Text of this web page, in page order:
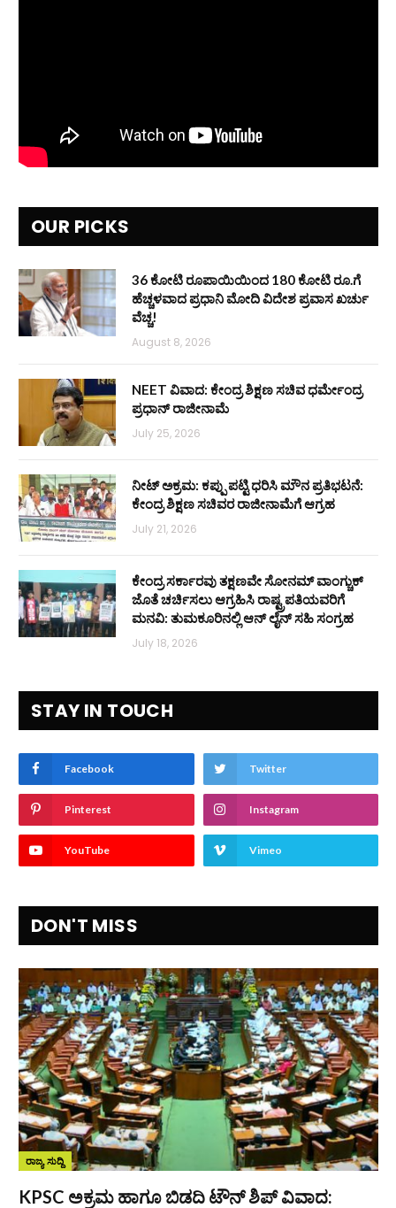
OUR PICKS
36 ಕೋಟಿ ರೂಪಾಯಿಯಿಂದ 180 ಕೋಟಿ ರೂ.ಗೆ
ಹೆಚ್ಚಳವಾದ ಪ್ರಧಾನಿ ಮೋದಿ ವಿದೇಶ ಪ್ರವಾಸ ಖರ್ಚು
ವೆಚ್ಚ!
August 8, 2026
NEET ವಿವಾದ: ಕೇಂದ್ರ ಶಿಕ್ಷಣ ಸಚಿವ ಧರ್ಮೇಂದ್ರ
ಪ್ರಧಾನ್ ರಾಜೀನಾಮೆ
July 25, 2026
ನೀಟ್ ಅಕ್ರಮ: ಕಪ್ಪು ಪಟ್ಟಿ ಧರಿಸಿ ಮೌನ ಪ್ರತಿಭಟನೆ:
ಕೇಂದ್ರ ಶಿಕ್ಷಣ ಸಚಿವರ ರಾಜೀನಾಮೆಗೆ ಆಗ್ರಹ
July 21, 2026
ಕೇಂದ್ರ ಸರ್ಕಾರವು ತಕ್ಷಣವೇ ಸೋನಮ್ ವಾಂಗ್ಚುಕ್
ಜೊತೆ ಚರ್ಚಿಸಲು ಆಗ್ರಹಿಸಿ ರಾಷ್ಟ್ರಪತಿಯವರಿಗೆ
ಮನವಿ: ತುಮಕೂರಿನಲ್ಲಿ ಆನ್‌ ಲೈನ್ ಸಹಿ ಸಂಗ್ರಹ
July 18, 2026
STAY IN TOUCH
Facebook Twitter
Pinterest Instagram
YouTube Vimeo
DON'T MISS
ರಾಜ್ಯ ಸುದ್ದಿ
KPSC ಅಕ್ರಮ ಹಾಗೂ ಬಿಡದಿ ಟೌನ್‌ ಶಿಪ್ ವಿವಾದ: